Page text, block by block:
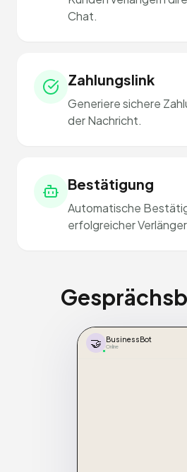
Chat.
Zahlungslink
Generiere sichere
der Nachricht.
Bestätigung
Automatische
erfolgreicher
🤝 BusinessBot
Online